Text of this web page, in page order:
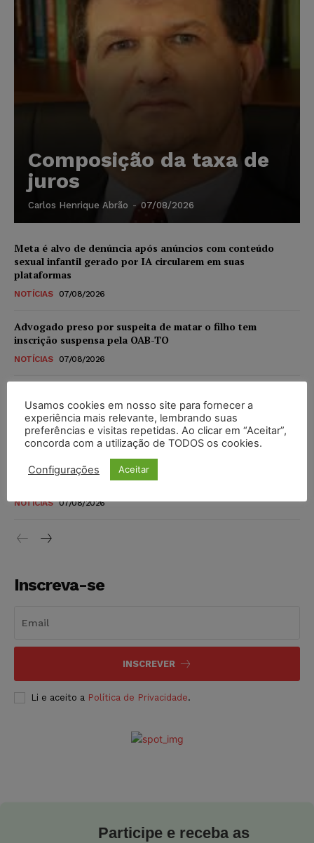
Composição da taxa de
juros
Carlos Henrique Abrão - 07/08/2026
Meta é alvo de denúncia após anúncios com conteúdo
sexual infantil gerado por IA circularem em suas
plataformas
NOTÍCIAS 07/08/2026
Advogado preso por suspeita de matar o filho tem
inscrição suspensa pela OAB-TO
NOTÍCIAS 07/08/2026
novos para pessoas com deficiência e autistas de todos os
níveis
DIREITO TRIBUTÁRIO 07/08/2026
Justiça do Trabalho mantém justa causa de empregado que
vendia canetas emagrecedoras no local de trabalho
NOTÍCIAS 07/08/2026
Inscreva-se
INSCREVER
Li e aceito a Política de Privacidade.
Participe e receba as
Usamos cookies em nosso site para fornecer a
experiência mais relevante, lembrando suas
preferências e visitas repetidas. Ao clicar em “Aceitar”,
concorda com a utilização de TODOS os cookies.
Configurações Aceitar